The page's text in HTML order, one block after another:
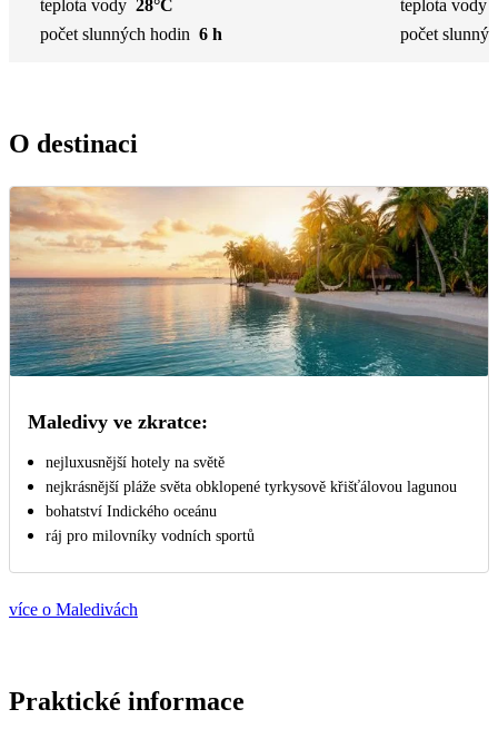
teplota vody 28°C
počet slunných hodin 6 h
teplota vody
počet
O destinaci
Maledivy ve zkratce:
nejluxusnější hotely na světě
nejkrásnější pláže světa obklopené tyrkysově křišťálovou lagunou
bohatství Indického oceánu
ráj pro milovníky vodních sportů
více o Maledivách
Praktické informace